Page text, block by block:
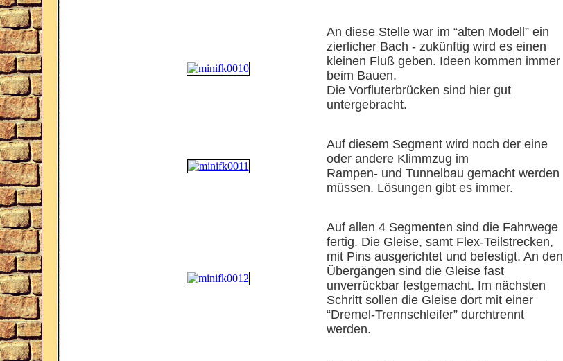
An diese Stelle war im “alten Modell” ein
zierlicher Bach - zukünftig wird es einen
kleinen Fluß geben. Ideen kommen immer
beim Bauen.
Die Vorfluterbrücken sind hier gut
untergebracht.
Auf diesem Segment wird noch der eine
oder andere Klimmzug im
Rampen- und Tunnelbau gemacht werden
müssen. Lösungen gibt es immer.
Auf allen 4 Segmenten sind die Fahrwege
fertig. Die Gleise, samt Flex-Teilstrecken,
mit Pins ausgerichtet und befestigt. An den
Übergängen sind die Gleise fast
unverrückbar festgemacht. Im nächsten
Schritt sollen die Gleise dort mit einer
“Dremel-Trennschleifer” durchtrennt
werden.